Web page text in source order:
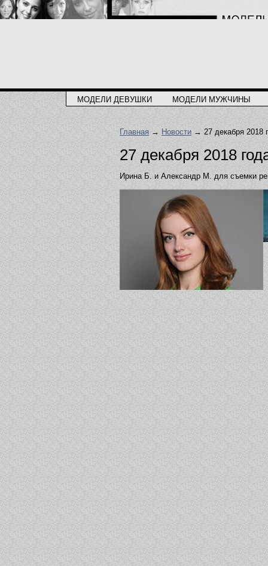
МОДЕЛИ ДЕВУШКИ МОДЕЛИ МУЖЧИНЫ
Главная → Новости → 27 декабря 2018
27 декабря 2018
Ирина Б. и Александр М. для съемки